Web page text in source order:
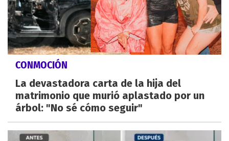
CONMOCIÓN
La devastadora carta de la hija del
matrimonio que murió aplastado por un
árbol: "No sé cómo seguir"